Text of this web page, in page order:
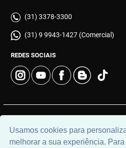
Usamos cookies para
melhorar a sua experiência.
(31) 3378-3300
(31) 9 9943-1427 (Comercial)
REDES SOCIAIS
Universal Software.